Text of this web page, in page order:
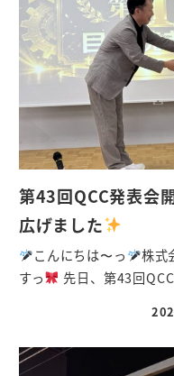
第43回QCC発表会
広げました
こんにちは〜っ
株式
すっ
先日、第43回